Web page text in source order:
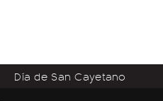
Día de San Cayetano